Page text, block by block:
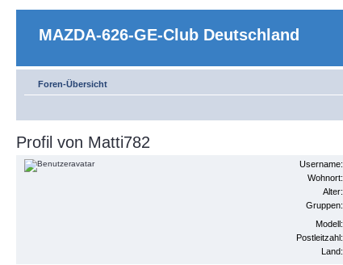
MAZDA-626-GE-Club Deutschland
Foren-Übersicht
Profil von Matti782
Username:
Wohnort:
Alter:
Gruppen:
Modell:
Postleitzahl:
Land: